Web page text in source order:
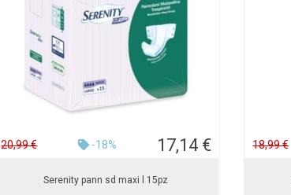
20,99 € -18% 17,14 €
Serenity pann sd maxi l 15pz
18,99 €